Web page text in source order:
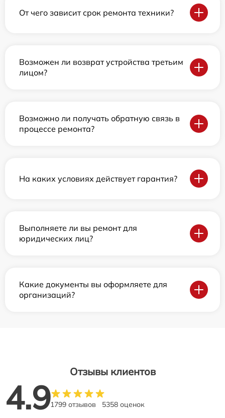
От чего зависит срок ремонта техники?
Возможен ли возврат устройства третьим
лицом?
Возможно ли получать обратную связь в
процессе ремонта?
На каких условиях действует гарантия?
Выполняете ли вы ремонт для
юридических лиц?
Какие документы вы оформляете для
организаций?
Отзывы клиентов
4.91799 отзывов 5358 оценок